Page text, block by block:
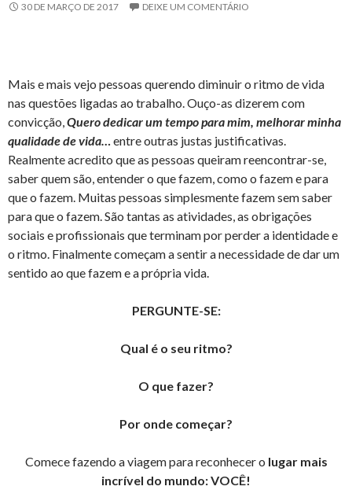
30 DE MARÇO DE 2017 DEIXE UM COMENTÁRIO
Mais e mais vejo pessoas querendo diminuir o ritmo de vida
nas questões ligadas ao trabalho. Ouço-as dizerem com
convicção,Quero dedicar um tempo para mim, melhorar minha
qualidade de vida… entre outras justas justificativas.
Realmente acredito que as pessoas queiram reencontrar-se,
saber quem são, entender o que fazem, como o fazem e para
que o fazem. Muitas pessoas simplesmente fazem sem saber
para que o fazem. São tantas as atividades, as obrigações
sociais e profissionais que terminam por perder a identidade e
o ritmo. Finalmente começam a sentir a necessidade de dar um
sentido ao que fazem e a própria vida.
PERGUNTE-SE:
Qual é o seu ritmo?
O que fazer?
Por onde começar?
Comece fazendo a viagem para reconhecer o lugar mais
incrível do mundo: VOCÊ!